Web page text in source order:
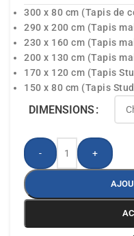
300 x 80 cm (Tapis de
290 x 200 cm (Tapis
230 x 160 cm (Tapis
200 x 130 cm (Tapis
170 x 120 cm (Tapis
150 x 80 cm (Tapis
DIMENSIONS
- +